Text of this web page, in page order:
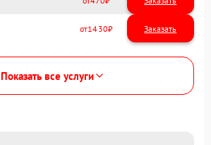
1430
Показать все услуги